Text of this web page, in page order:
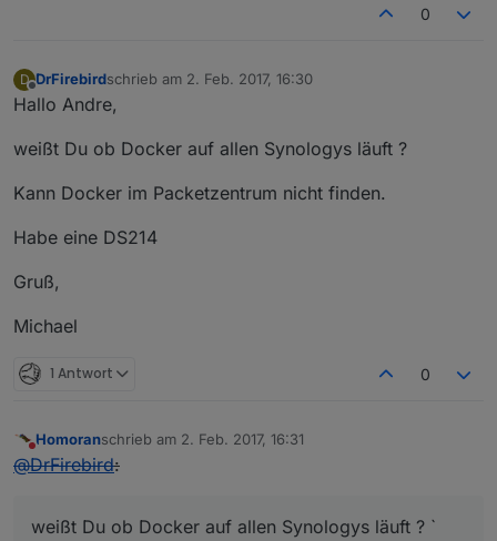
0
D
Offline
DrFirebirdschrieb am 2. Feb. 2017, 16:30
zuletzt editiert von
Hallo Andre,
weißt Du ob Docker auf allen Synologys läuft ?
Kann Docker im Packetzentrum nicht finden.
Habe eine DS214
Gruß,
Michael
1 Antwort 0
Nicht stören
Homoranschrieb am 2. Feb. 2017, 16:31
zuletzt editiert von
@DrFirebird:
weißt Du ob Docker auf allen Synologys läuft ? `